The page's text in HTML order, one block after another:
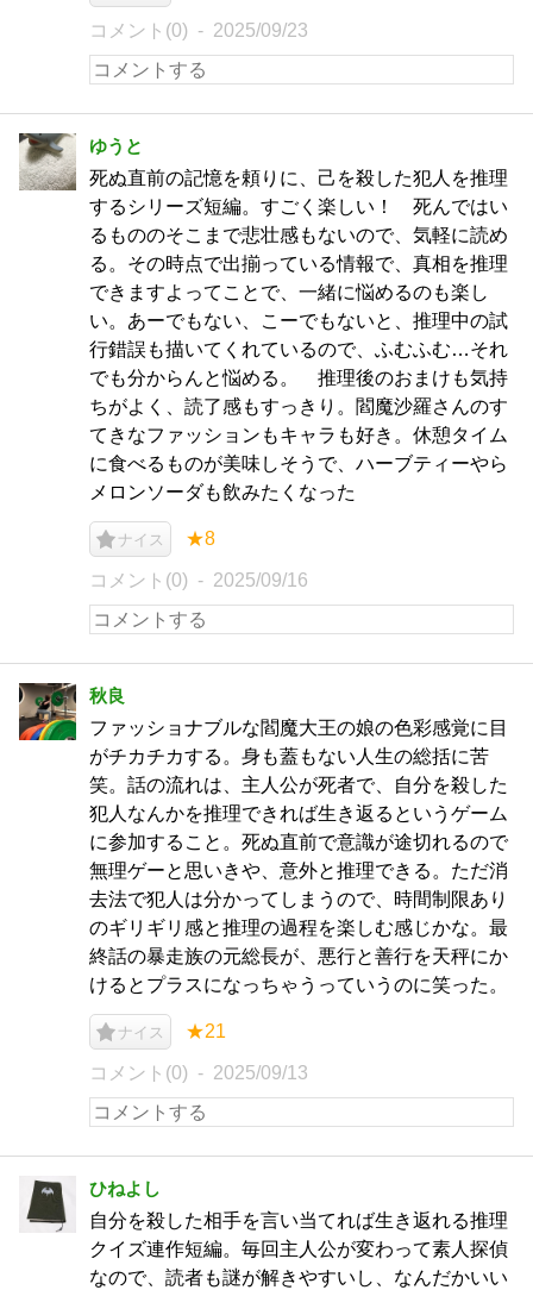
コメント(0) 2025/09/23
ゆうと
死ぬ直前の記憶を頼りに、己を殺した犯人を推理
するシリーズ短編。すごく楽しい！ 死んではい
るもののそこまで悲壮感もないので、気軽に読め
る。その時点で出揃っている情報で、真相を推理
できますよってことで、一緒に悩めるのも楽し
い。あーでもない、こーでもないと、推理中の試
行錯誤も描いてくれているので、ふむふむ…それ
でも分からんと悩める。 推理後のおまけも気持
ちがよく、読了感もすっきり。閻魔沙羅さんのす
てきなファッションもキャラも好き。休憩タイム
に食べるものが美味しそうで、ハーブティーやら
メロンソーダも飲みたくなった
ナイス ★8
コメント(0) 2025/09/16
秋良
ファッショナブルな閻魔大王の娘の色彩感覚に目
がチカチカする。身も蓋もない人生の総括に苦
笑。話の流れは、主人公が死者で、自分を殺した
犯人なんかを推理できれば生き返るというゲーム
に参加すること。死ぬ直前で意識が途切れるので
無理ゲーと思いきや、意外と推理できる。ただ消
去法で犯人は分かってしまうので、時間制限あり
のギリギリ感と推理の過程を楽しむ感じかな。最
終話の暴走族の元総長が、悪行と善行を天秤にか
けるとプラスになっちゃうっていうのに笑った。
ナイス ★21
コメント(0) 2025/09/13
ひねよし
自分を殺した相手を言い当てれば生き返れる推理
クイズ連作短編。毎回主人公が変わって素人探偵
なので、読者も謎が解きやすいし、なんだかいい